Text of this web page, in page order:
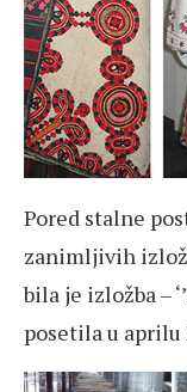
Pored stalne
zanimljivih
bila je izložba –
posetila u aprilu